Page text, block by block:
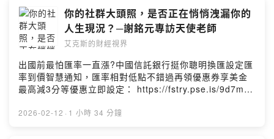
技術分析最強，而是抱得住好公司（如台積電）長達十幾
年。現在的他，不僅成功轉型為產業趨勢投資人，更是一
位「AI 重度使用者」。他將分享如何利用 AI 工具，讓自
己一個人就能抵過一整個研究團隊，優雅地在投資路上穩
的英文外資報告，輝哥分享如何用 Gemini 或 Copilot 在
幾秒內抓出重點、甚至進行多份報告的「交叉比對」，將
一整天的閱讀量縮短至幾分鐘。2. Google vs. GPT：在
關鍵在於 Google 擁有強大的「雲端資料庫」與即時搜尋
工了。但我都辦得到，你們一定也辦得到。」他坦言，驅
動他不斷學習 AI、甚至跨越技術門檻的理由，其實樸實得
讓人意外——為了給家人更好的生活。這集節目，我們不
只聊投資技術，更想邀請你一起聽聽，一位步入中年的資
深專業人士，如何優雅地運用 AI 工具，為自己的人生下半
場開外掛。💡 本集重點筆記-AI 賦能開發：羊叔分享如何
訓練 AI Agent，輸入交易所數百頁的規格書與券商文件，
讓 AI 自動生成串接程式碼並進行測試，將開發週期從 2-4
個月縮短至 20 分鐘。-數據回測的陷阱：散戶與券商拿到
你的社群大頭照，是否正在悄悄洩漏你的
人生現況？─謝銘元專訪天使老師
艾克斯的財經視界
出國前最怕匯率一直漲?中國信託銀行挺你聰明換匯設定匯
率到價智慧通知，匯率相對低點不錯過再領優惠券享美金
最高減3分等優惠立即設定： https://fstry.pse.is/9d7m5q
情況審慎投資。完整注意事項詳見網站資訊。—— 以上為
2026-02-12 · 1 小時 34 分鐘